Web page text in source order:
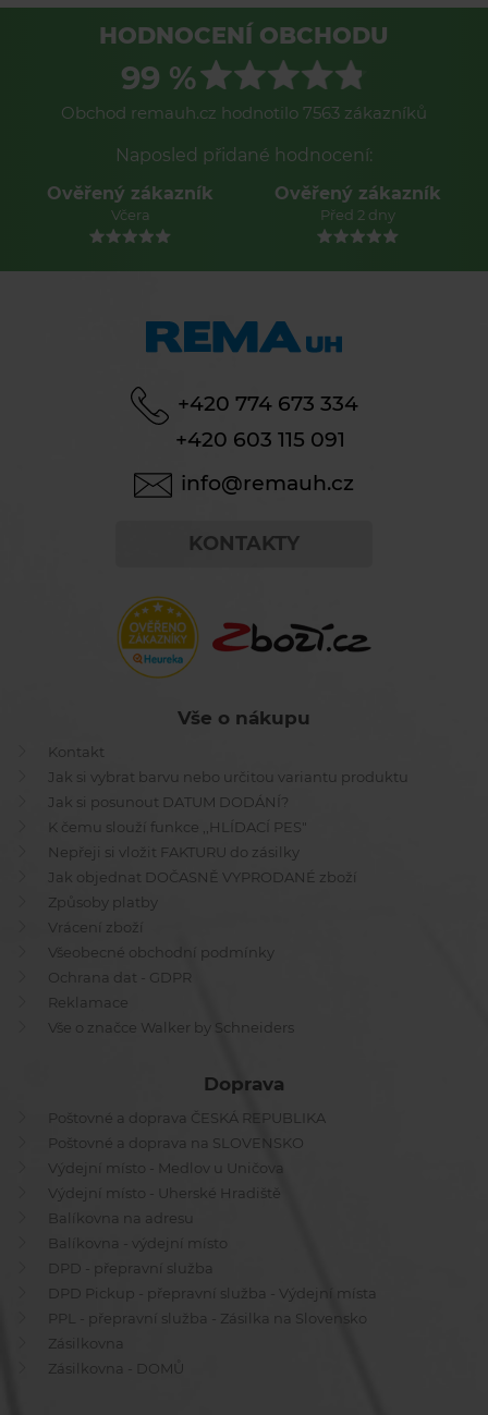
HODNOCENÍ OBCHODU
99 %
Obchod remauh.cz hodnotilo 7563 zákazníků
Naposled přidané hodnocení:
Ověřený zákazník
Včera
Ověřený zákazník
Před 2 dny
+420 774 673 334
+420 603 115 091
info@remauh.cz
KONTAKTY
Vše o nákupu
Kontakt
Jak si vybrat barvu nebo určitou variantu produktu
Jak si posunout DATUM DODÁNÍ?
K čemu slouží funkce ,,HLÍDACÍ PES"
Nepřeji si vložit FAKTURU do zásilky
Jak objednat DOČASNĚ VYPRODANÉ zboží
Způsoby platby
Vrácení zboží
Všeobecné obchodní podmínky
Ochrana dat - GDPR
Reklamace
Vše o značce Walker by Schneiders
Doprava
Poštovné a doprava ČESKÁ REPUBLIKA
Poštovné a doprava na SLOVENSKO
Výdejní místo - Medlov u Uničova
Výdejní místo - Uherské Hradiště
Balíkovna na adresu
Balíkovna - výdejní místo
DPD - přepravní služba
DPD Pickup - přepravní služba - Výdejní místa
PPL - přepravní služba - Zásilka na Slovensko
Zásilkovna
Zásilkovna - DOMŮ